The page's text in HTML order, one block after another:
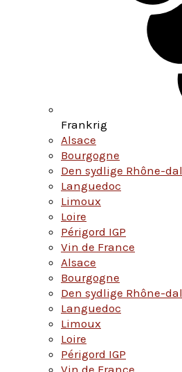
Frankrig
Alsace
Bourgogne
Den sydlige Rhône-dal
Languedoc
Limoux
Loire
Périgord IGP
Vin de France
Alsace
Bourgogne
Den sydlige Rhône-dal
Languedoc
Limoux
Loire
Périgord IGP
Vin de France